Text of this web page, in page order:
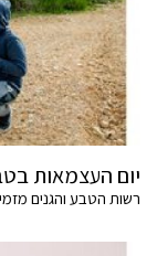
יום העצמאות
רשות הטבע והגנים